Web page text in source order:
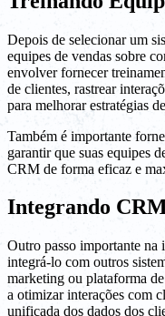
Depois de selecionar um
equipes de vendas sobre
envolver fornecer
de clientes, rastrear
para melhorar estratégias
Também é importante
garantir que suas equipes
CRM de forma eficaz e
Integrando
Outro passo importante na
integrá-lo com outros
marketing ou plataforma
a otimizar interações com
unificada dos dados dos